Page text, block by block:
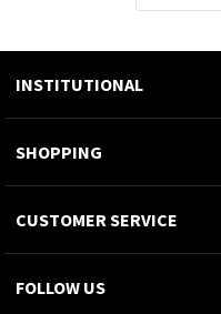
INSTITUTIONAL
SHOPPING
CUSTOMER SERVICE
FOLLOW US